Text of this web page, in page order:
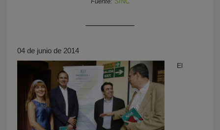
04 de junio de 2014
El